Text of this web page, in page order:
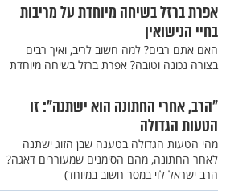
אפרת ברזל בשיחה מיוחדת על מריבות
בחיי הנישואין
האם אתם רבים? למה חשוב לריב, ואיך רבים
בצורה נכונה וטובה? אפרת ברזל בשיחה מיוחדת
"הרב, אחרי החתונה הוא ישתנה": זו
הטעות הגדולה
מהי הטעות הגדולה בטענה שבן הזוג ישתנה
לאחר החתונה, מהם הסימנים שמעוררים דאגה?
הרב ישראל לוי במסר חשוב במיוחד)